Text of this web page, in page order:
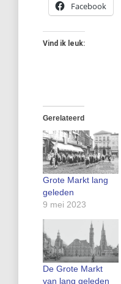
Facebook
Vind ik leuk:
Gerelateerd
Grote Markt lang
geleden
9 mei 2023
De Grote Markt
van lang geleden